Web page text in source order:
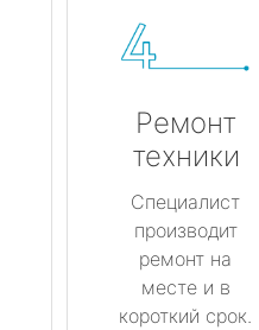
Ремонт
техники
Специалист
производит
ремонт на
месте и в
короткий срок.